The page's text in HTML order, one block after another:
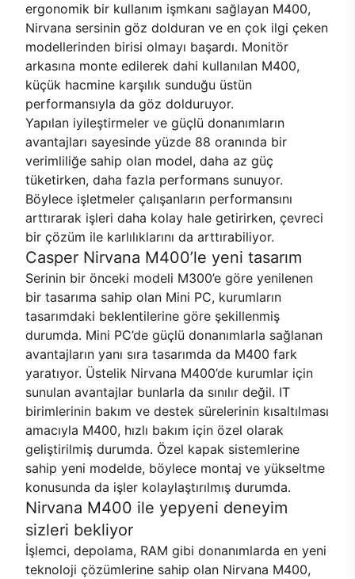
ergonomik bir kullanım işmkanı sağlayan M400,
Nirvana sersinin göz dolduran ve en çok ilgi çeken
modellerinden birisi olmayı başardı. Monitör
arkasına monte edilerek dahi kullanılan M400,
küçük hacmine karşılık sunduğu üstün
performansıyla da göz dolduruyor.
Yapılan iyileştirmeler ve güçlü donanımların
avantajları sayesinde yüzde 88 oranında bir
verimliliğe sahip olan model, daha az güç
tüketirken, daha fazla performans sunuyor.
Böylece işletmeler çalışanların performansını
arttırarak işleri daha kolay hale getirirken, çevreci
bir çözüm ile karlılıklarını da arttırabiliyor.
Casper Nirvana M400’le yeni tasarım
Serinin bir önceki modeli M300’e göre yenilenen
bir tasarıma sahip olan Mini PC, kurumların
tasarımdaki beklentilerine göre şekillenmiş
durumda. Mini PC’de güçlü donanımlarla sağlanan
avantajların yanı sıra tasarımda da M400 fark
yaratıyor. Üstelik Nirvana M400’de kurumlar için
sunulan avantajlar bunlarla da sınılır değil. IT
birimlerinin bakım ve destek sürelerinin kısaltılması
amacıyla M400, hızlı bakım için özel olarak
geliştirilmiş durumda. Özel kapak sistemlerine
sahip yeni modelde, böylece montaj ve yükseltme
konusunda da işler kolaylaştırılmış durumda.
Nirvana M400 ile yepyeni deneyim
sizleri bekliyor
İşlemci, depolama, RAM gibi donanımlarda en yeni
teknoloji çözümlerine sahip olan Nirvana M400,